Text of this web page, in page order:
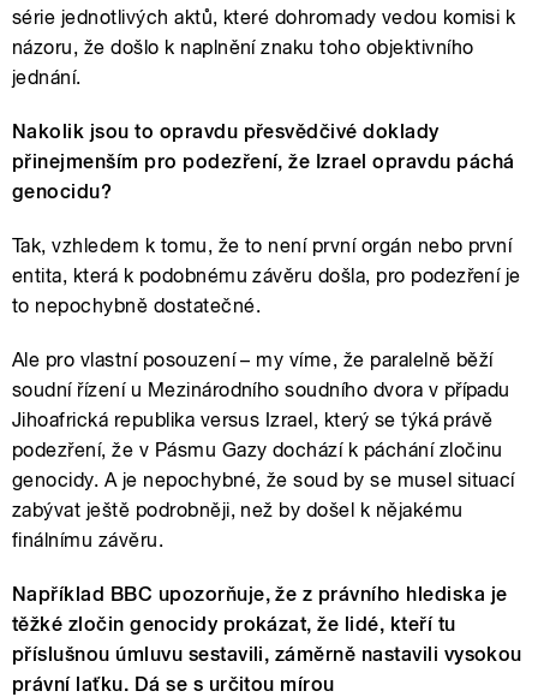
série jednotlivých aktů, které dohromady vedou komisi k
názoru, že došlo k naplnění znaku toho objektivního
jednání.
Nakolik jsou to opravdu přesvědčivé doklady
přinejmenším pro podezření, že Izrael opravdu páchá
genocidu?
Tak, vzhledem k tomu, že to není první orgán nebo první
entita, která k podobnému závěru došla, pro podezření je
to nepochybně dostatečné.
Ale pro vlastní posouzení – my víme, že paralelně běží
soudní řízení u Mezinárodního soudního dvora v případu
Jihoafrická republika versus Izrael, který se týká právě
podezření, že v Pásmu Gazy dochází k páchání zločinu
genocidy. A je nepochybné, že soud by se musel situací
zabývat ještě podrobněji, než by došel k nějakému
finálnímu závěru.
Například BBC upozorňuje, že z právního hlediska je
těžké zločin genocidy prokázat, že lidé, kteří tu
příslušnou úmluvu sestavili, záměrně nastavili vysokou
právní laťku. Dá se s určitou mírou